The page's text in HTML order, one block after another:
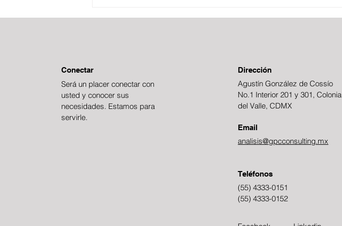
Conectar
Será un placer conectar con
usted y conocer sus
necesidades. Estamos para
servirle.
Dirección
Agustín González de Cossío
No.1 Interior 201 y 301, Colonia
del Valle, CDMX
Email
analisis@gpcconsulting.mx
Teléfonos
(55) 4333-0151
(55) 4333-0152